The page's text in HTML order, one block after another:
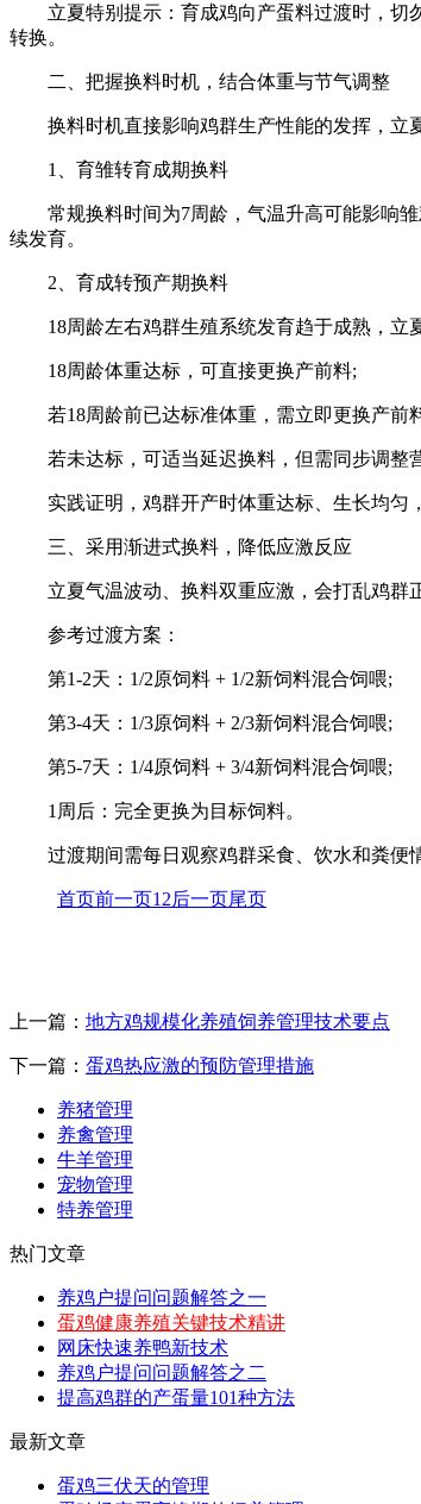
立夏特别提示：育成鸡向产蛋料过渡时，
转换。
二、把握换料时机，结合体重与节气调整
换料时机直接影响鸡群生产性能的发挥，立
1、育雏转育成期换料
常规换料时间为7周龄，气温升高可能影响
续发育。
2、育成转预产期换料
18周龄左右鸡群生殖系统发育趋于成熟，立
18周龄体重达标，可直接更换产前料;
若18周龄前已达标准体重，需立即更换产前
若未达标，可适当延迟换料，但需同步调整
实践证明，鸡群开产时体重达标、生长均匀
三、采用渐进式换料，降低应激反应
立夏气温波动、换料双重应激，会打乱鸡群
参考过渡方案：
第1-2天：1/2原饲料 + 1/2新饲料混合饲喂;
第3-4天：1/3原饲料 + 2/3新饲料混合饲喂;
第5-7天：1/4原饲料 + 3/4新饲料混合饲喂;
1周后：完全更换为目标饲料。
过渡期间需每日观察鸡群采食、饮水和粪便
首页前一页1 2后一页尾页
上一篇： 地方鸡规模化养殖饲养管理技术要点
下一篇： 蛋鸡热应激的预防管理措施
养猪管理
养禽管理
牛羊管理
宠物管理
特养管理
热门文章
养鸡户提问问题解答之一
蛋鸡健康养殖关键技术精讲
网床快速养鸭新技术
养鸡户提问问题解答之二
提高鸡群的产蛋量101种方法
最新文章
蛋鸡三伏天的管理